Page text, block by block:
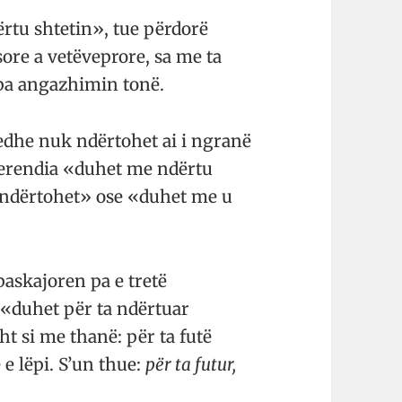
shtetin», tue përdorë
a vetëveprore, sa me ta
angazhimin tonë.
nuk ndërtohet ai i ngranë
«duhet me ndërtu
ose «duhet me u
pa e tretë
për ta ndërtuar
si me thanë: për ta futë
lëpi. S’un thue: për ta futur,